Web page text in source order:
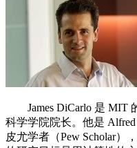
James DiCarlo 是 MIT
科学学院院长。他是
皮尤学者（Pew Scholar）